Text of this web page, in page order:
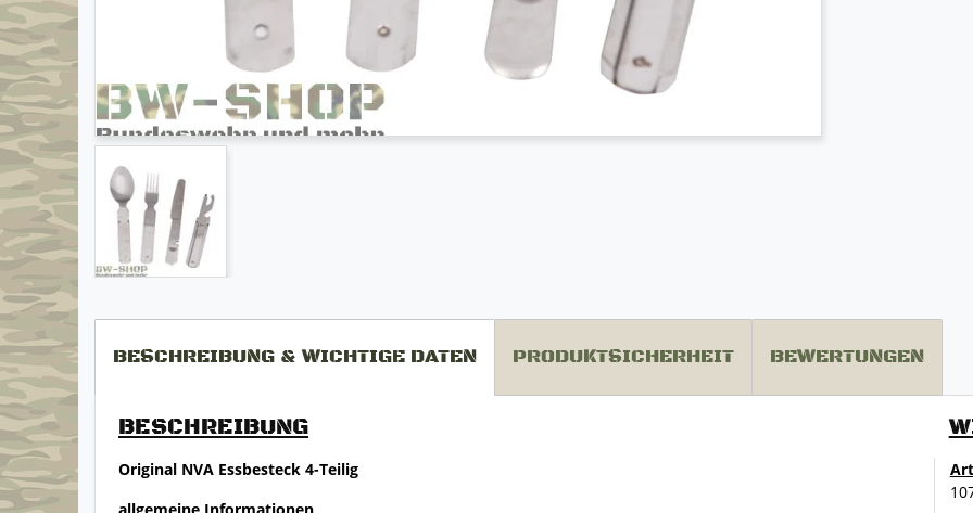
BESCHREIBUNG & WICHTIGE DATEN PRODUKTSICHERHEIT BEWERTUNGEN
BESCHREIBUNG
Original NVA Essbesteck 4-Teilig